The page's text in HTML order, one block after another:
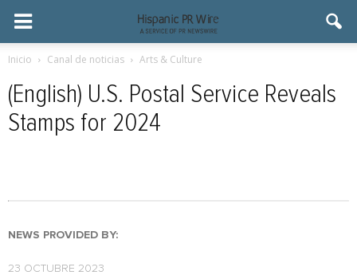
Inicio Canal de noticias Arts & Culture
(English) U.S. Postal Service Reveals
Stamps for 2024
NEWS PROVIDED BY:
23 OCTUBRE 2023